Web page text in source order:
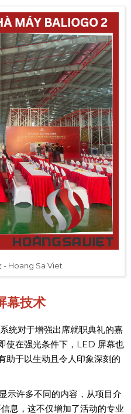
- Hoang Sa Viet
幕技术
统对于增强出席就职典礼的嘉
使在强光条件下，LED 屏幕也
助于以生动且令人印象深刻的
示许多不同的内容，从项目介
息，这不仅增加了活动的专业